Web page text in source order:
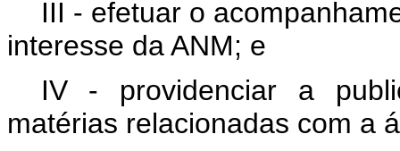
III - efetuar o
interesse da ANM; e
IV - providenciar a
matérias relacionadas com a